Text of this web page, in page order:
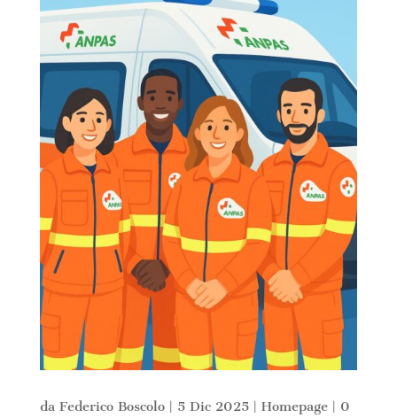
da Federico Boscolo| 5 Dic 2025| Homepage| 0